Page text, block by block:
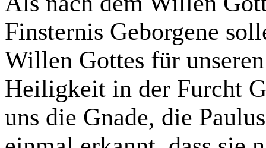
Finsternis Geborgene
Willen Gottes für
Heiligkeit in der Furcht
uns die Gnade, die